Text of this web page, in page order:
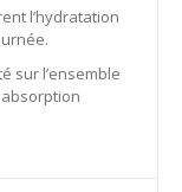
l’hydratation
sur l’ensemble